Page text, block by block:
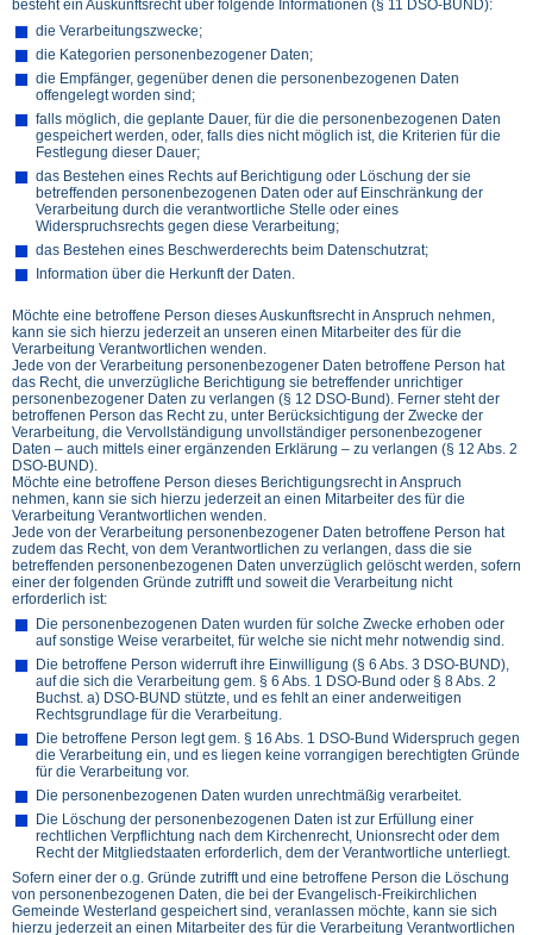
besteht ein Auskunftsrecht über folgende Informationen (§ 11 DSO-BUND):
die Verarbeitungszwecke;
die Kategorien personenbezogener Daten;
die Empfänger, gegenüber denen die personenbezogenen Daten
offengelegt worden sind;
falls möglich, die geplante Dauer, für die die personenbezogenen Daten
gespeichert werden, oder, falls dies nicht möglich ist, die Kriterien für die
Festlegung dieser Dauer;
das Bestehen eines Rechts auf Berichtigung oder Löschung der sie
betreffenden personenbezogenen Daten oder auf Einschränkung der
Verarbeitung durch die verantwortliche Stelle oder eines
Widerspruchsrechts gegen diese Verarbeitung;
das Bestehen eines Beschwerderechts beim Datenschutzrat;
Information über die Herkunft der Daten.
Möchte eine betroffene Person dieses Auskunftsrecht in Anspruch nehmen,
kann sie sich hierzu jederzeit an unseren einen Mitarbeiter des für die
Verarbeitung Verantwortlichen wenden.
Jede von der Verarbeitung personenbezogener Daten betroffene Person hat
das Recht, die unverzügliche Berichtigung sie betreffender unrichtiger
personenbezogener Daten zu verlangen (§ 12 DSO-Bund). Ferner steht der
betroffenen Person das Recht zu, unter Berücksichtigung der Zwecke der
Verarbeitung, die Vervollständigung unvollständiger personenbezogener
Daten – auch mittels einer ergänzenden Erklärung – zu verlangen (§ 12 Abs. 2
DSO-BUND).
Möchte eine betroffene Person dieses Berichtigungsrecht in Anspruch
nehmen, kann sie sich hierzu jederzeit an einen Mitarbeiter des für die
Verarbeitung Verantwortlichen wenden.
Jede von der Verarbeitung personenbezogener Daten betroffene Person hat
zudem das Recht, von dem Verantwortlichen zu verlangen, dass die sie
betreffenden personenbezogenen Daten unverzüglich gelöscht werden, sofern
einer der folgenden Gründe zutrifft und soweit die Verarbeitung nicht
erforderlich ist:
Die personenbezogenen Daten wurden für solche Zwecke erhoben oder
auf sonstige Weise verarbeitet, für welche sie nicht mehr notwendig sind.
Die betroffene Person widerruft ihre Einwilligung (§ 6 Abs. 3 DSO-BUND),
auf die sich die Verarbeitung gem. § 6 Abs. 1 DSO-Bund oder § 8 Abs. 2
Buchst. a) DSO-BUND stützte, und es fehlt an einer anderweitigen
Rechtsgrundlage für die Verarbeitung.
Die betroffene Person legt gem. § 16 Abs. 1 DSO-Bund Widerspruch gegen
die Verarbeitung ein, und es liegen keine vorrangigen berechtigten Gründe
für die Verarbeitung vor.
Die personenbezogenen Daten wurden unrechtmäßig verarbeitet.
Die Löschung der personenbezogenen Daten ist zur Erfüllung einer
rechtlichen Verpflichtung nach dem Kirchenrecht, Unionsrecht oder dem
Recht der Mitgliedstaaten erforderlich, dem der Verantwortliche unterliegt.
Sofern einer der o.g. Gründe zutrifft und eine betroffene Person die Löschung
von personenbezogenen Daten, die bei der Evangelisch-Freikirchlichen
Gemeinde Westerland gespeichert sind, veranlassen möchte, kann sie sich
hierzu jederzeit an einen Mitarbeiter des für die Verarbeitung Verantwortlichen